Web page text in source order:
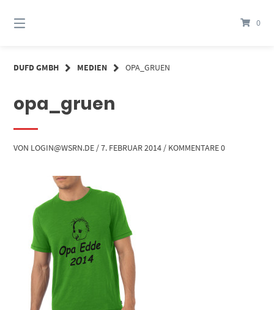
zum
Inhalt
0
DUFD GMBH MEDIEN OPA_GRUEN
opa_gruen
VON LOGIN@WSRN.DE /7. FEBRUAR 2014 / KOMMENTARE 0